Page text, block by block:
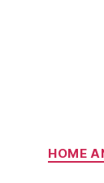
HOME